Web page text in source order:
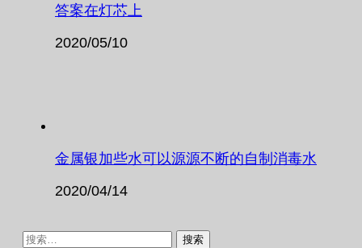
答案在灯芯上
2020/05/10
金属银加些水可以源源不断的自制消毒水
2020/04/14
搜